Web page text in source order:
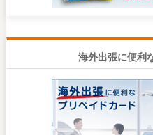
海外出張に便利